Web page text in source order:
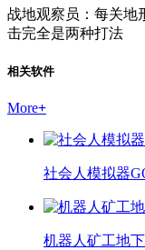
战地观察员：每关地
击完全是两种打法
相关软件
More+
社会人模拟器
机器人矿工地